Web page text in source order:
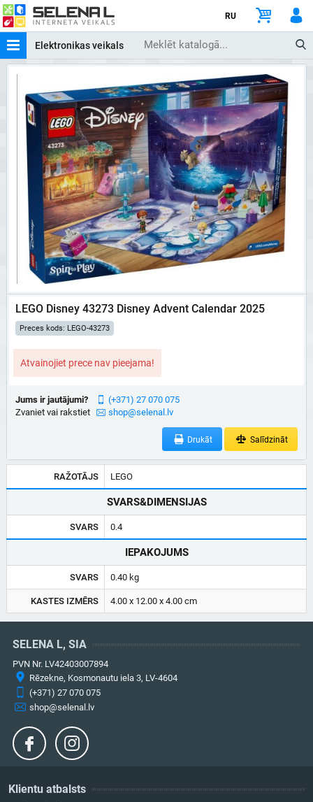
RU
Elektronikas veikals
LEGO Disney 43273 Disney Advent Calendar 2025
Preces kods: LEGO-43273
Atvainojiet prece nav pieejama!
Jums ir jautājumi?
Zvaniet vai rakstiet
(+371) 27 070 075
shop@selenal.lv
Drukāt Salīdzināt
RAŽOTĀJS LEGO
SVARS&DIMENSIJAS
SVARS 0.4
IEPAKOJUMS
SVARS 0.40 kg
KASTES IZMĒRS 4.00 x 12.00 x 4.00 cm
Klientu atbalsts
SELENA L, SIA
PVN Nr. LV42403007894
Rēzekne, Kosmonautu iela 3, LV-4604
(+371) 27 070 075
shop@selenal.lv